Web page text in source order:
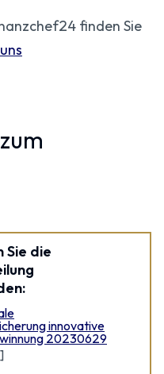
finden Sie
Sie die
innovative
20230629
]